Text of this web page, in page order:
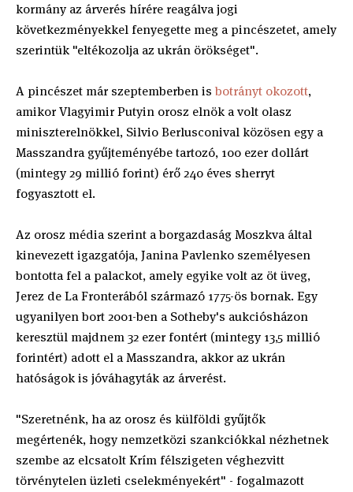
kormány az árverés hírére reagálva jogi
következményekkel fenyegette meg a pincészetet, amely
szerintük "eltékozolja az ukrán örökséget".
A pincészet már szeptemberben is botrányt okozott,
amikor Vlagyimir Putyin orosz elnök a volt olasz
miniszterelnökkel, Silvio Berlusconival közösen egy a
Masszandra gyűjteményébe tartozó, 100 ezer dollárt
(mintegy 29 millió forint) érő 240 éves sherryt
fogyasztott el.
Az orosz média szerint a borgazdaság Moszkva által
kinevezett igazgatója, Janina Pavlenko személyesen
bontotta fel a palackot, amely egyike volt az öt üveg,
Jerez de La Fronterából származó 1775-ös bornak. Egy
ugyanilyen bort 2001-ben a Sotheby's aukciósházon
keresztül majdnem 32 ezer fontért (mintegy 13,5 millió
forintért) adott el a Masszandra, akkor az ukrán
hatóságok is jóváhagyták az árverést.
"Szeretnénk, ha az orosz és külföldi gyűjtők
megértenék, hogy nemzetközi szankciókkal nézhetnek
szembe az elcsatolt Krím félszigeten véghezvitt
törvénytelen üzleti cselekményekért" - fogalmazott